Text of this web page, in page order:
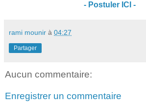
- Postuler ICI -
rami mounir à 04:27
Partager
Aucun commentaire:
Enregistrer un commentaire